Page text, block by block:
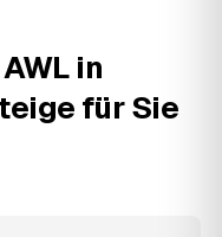
in
für Sie